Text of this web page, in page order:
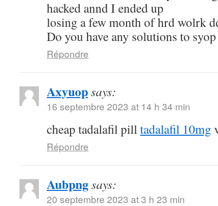
hacked annd I ended up
losing a few month of hrd wolrk
Do you have any solutions to syop
Répondre
Axyuopsays:
16 septembre 2023 at 14 h 34 min
cheap tadalafil pilltadalafil 10mg
Répondre
Aubpngsays:
20 septembre 2023 at 3 h 23 min